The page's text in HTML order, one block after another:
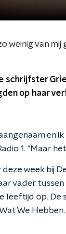
weinig van mij
schrijfster
op haar
en
1. "Maar
week bij
vader
leeftijd op.
We Hebben.